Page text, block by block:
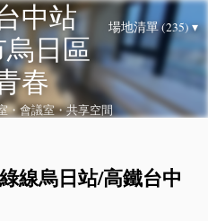
場地清單 (235) ▾
中站
日區
春
・會議室・共享空間
線烏日站/高鐵台中